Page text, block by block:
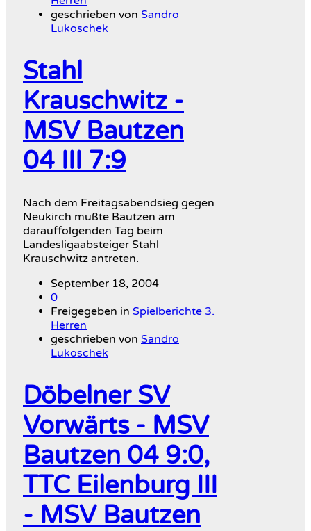
geschrieben von Sandro
Lukoschek
Stahl
Krauschwitz -
MSV Bautzen
04 III 7:9
Nach dem Freitagsabendsieg gegen
Neukirch mußte Bautzen am
darauffolgenden Tag beim
Landesligaabsteiger Stahl
Krauschwitz antreten.
September 18, 2004
0
Freigegeben in Spielberichte 3.
Herren
geschrieben von Sandro
Lukoschek
Döbelner SV
Vorwärts - MSV
Bautzen 04 9:0,
TTC Eilenburg III
- MSV Bautzen